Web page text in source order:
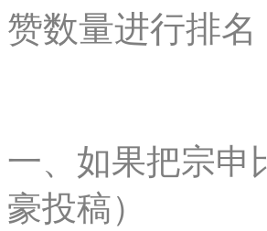
赞数量进行排名
一、如果把宗申
豪投稿）